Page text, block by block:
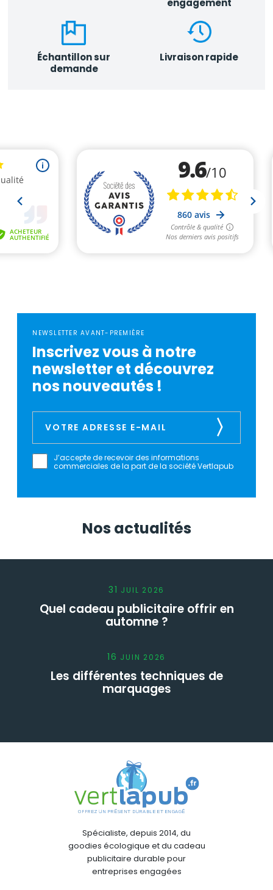
engagement
Échantillon sur
demande
Livraison rapide
NEWSLETTER AVANT-PREMIÈRE
Inscrivez vous à notre
newsletter et découvrez
nos nouveautés !
J’accepte de recevoir des informations
commerciales de la part de la société Vertlapub
Nos actualités
31 JUIL 2026
Quel cadeau publicitaire offrir en
automne ?
16 JUIN 2026
Les différentes techniques de
marquages
Spécialiste, depuis 2014, du
goodies écologique et du cadeau
publicitaire durable pour
entreprises engagées